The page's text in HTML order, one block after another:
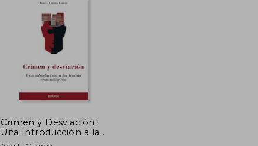
Crimen y Desviación:
Una Introducción a las
Teorías Criminológicas